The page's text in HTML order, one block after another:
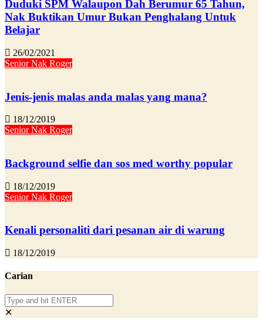
Duduki SPM Walaupon Dah Berumur 65 Tahun,
Nak Buktikan Umur Bukan Penghalang Untuk
Belajar
26/02/2021
Senior Nak Roger
Jenis-jenis malas anda malas yang mana?
18/12/2019
Senior Nak Roger
Background selfie dan sos med worthy popular
18/12/2019
Senior Nak Roger
Kenali personaliti dari pesanan air di warung
18/12/2019
Carian
✕